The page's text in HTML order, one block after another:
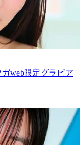
web限定グラビア